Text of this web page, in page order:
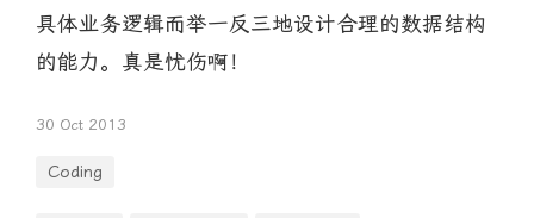
具体业务逻辑而举一反三地设计合理的数据结构
的能力。真是忧伤啊！
30 Oct 2013
Coding